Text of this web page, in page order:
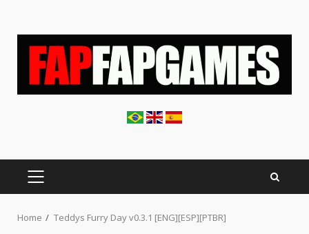
PRIMARY
MENU
Home Teddys Furry Day v0.3.1 [ENG][ESP][PTBR]